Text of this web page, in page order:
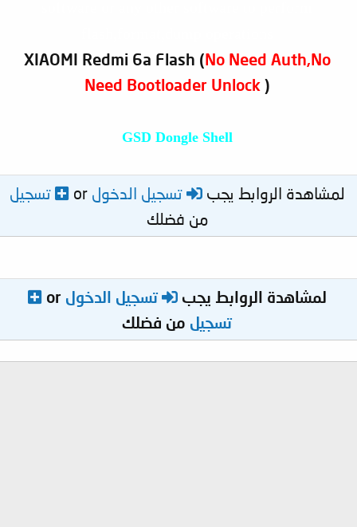
XIAOMI Redmi 6a Flash (No Need Auth,No
Need Bootloader Unlock )
GSD Dongle Shell
لمشاهدة الروابط يجب تسجيل الدخول or
تسجيل
من فضلك
لمشاهدة الروابط يجب تسجيل الدخول or
تسجيل من فضلك